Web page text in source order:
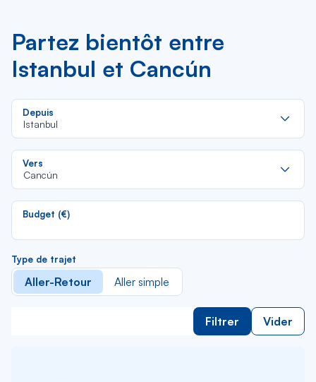
Partez bientôt entre
Istanbul et Cancún
Depuis
Istanbul
Vers
Cancún
Budget (€)
Type de trajet
Aller-Retour Aller simple
Filtrer Vider